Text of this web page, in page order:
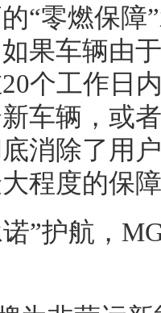
“零燃保障
果车辆由
个工作日
车辆，或
消除了用
程度的保